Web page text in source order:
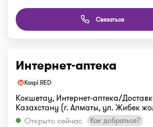
Связаться
Интернет-аптека
Kaspi RED
Кокшетау, Интернет-аптека/
Казахстану (г. Алматы, ул. Жибек
Открыто сейчас
Как добраться?